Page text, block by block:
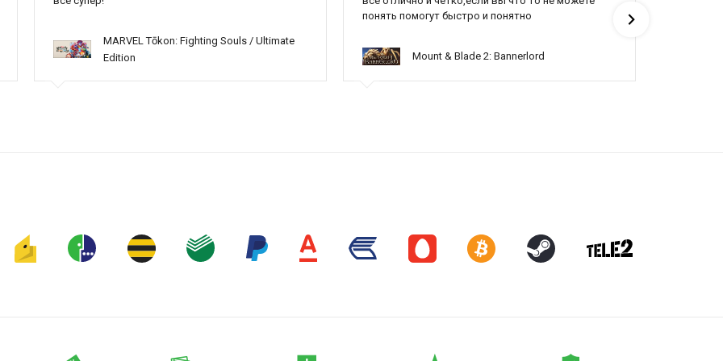
MARVEL Tōkon: Fighting Souls / Ultimate
Edition
понять помогут быстро и понятно
Mount & Blade 2: Bannerlord